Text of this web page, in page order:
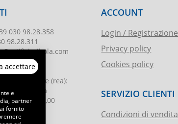
030 98.28.358
98.28.311
reg. imprese (rea):
di Brescia
:€ 51.000,00
ACCOUNT
Login / Registrazione
Privacy policy
Cookies policy
SERVIZIO CLIENTI
Condizioni di vendita
accettare
e
partner
fornito